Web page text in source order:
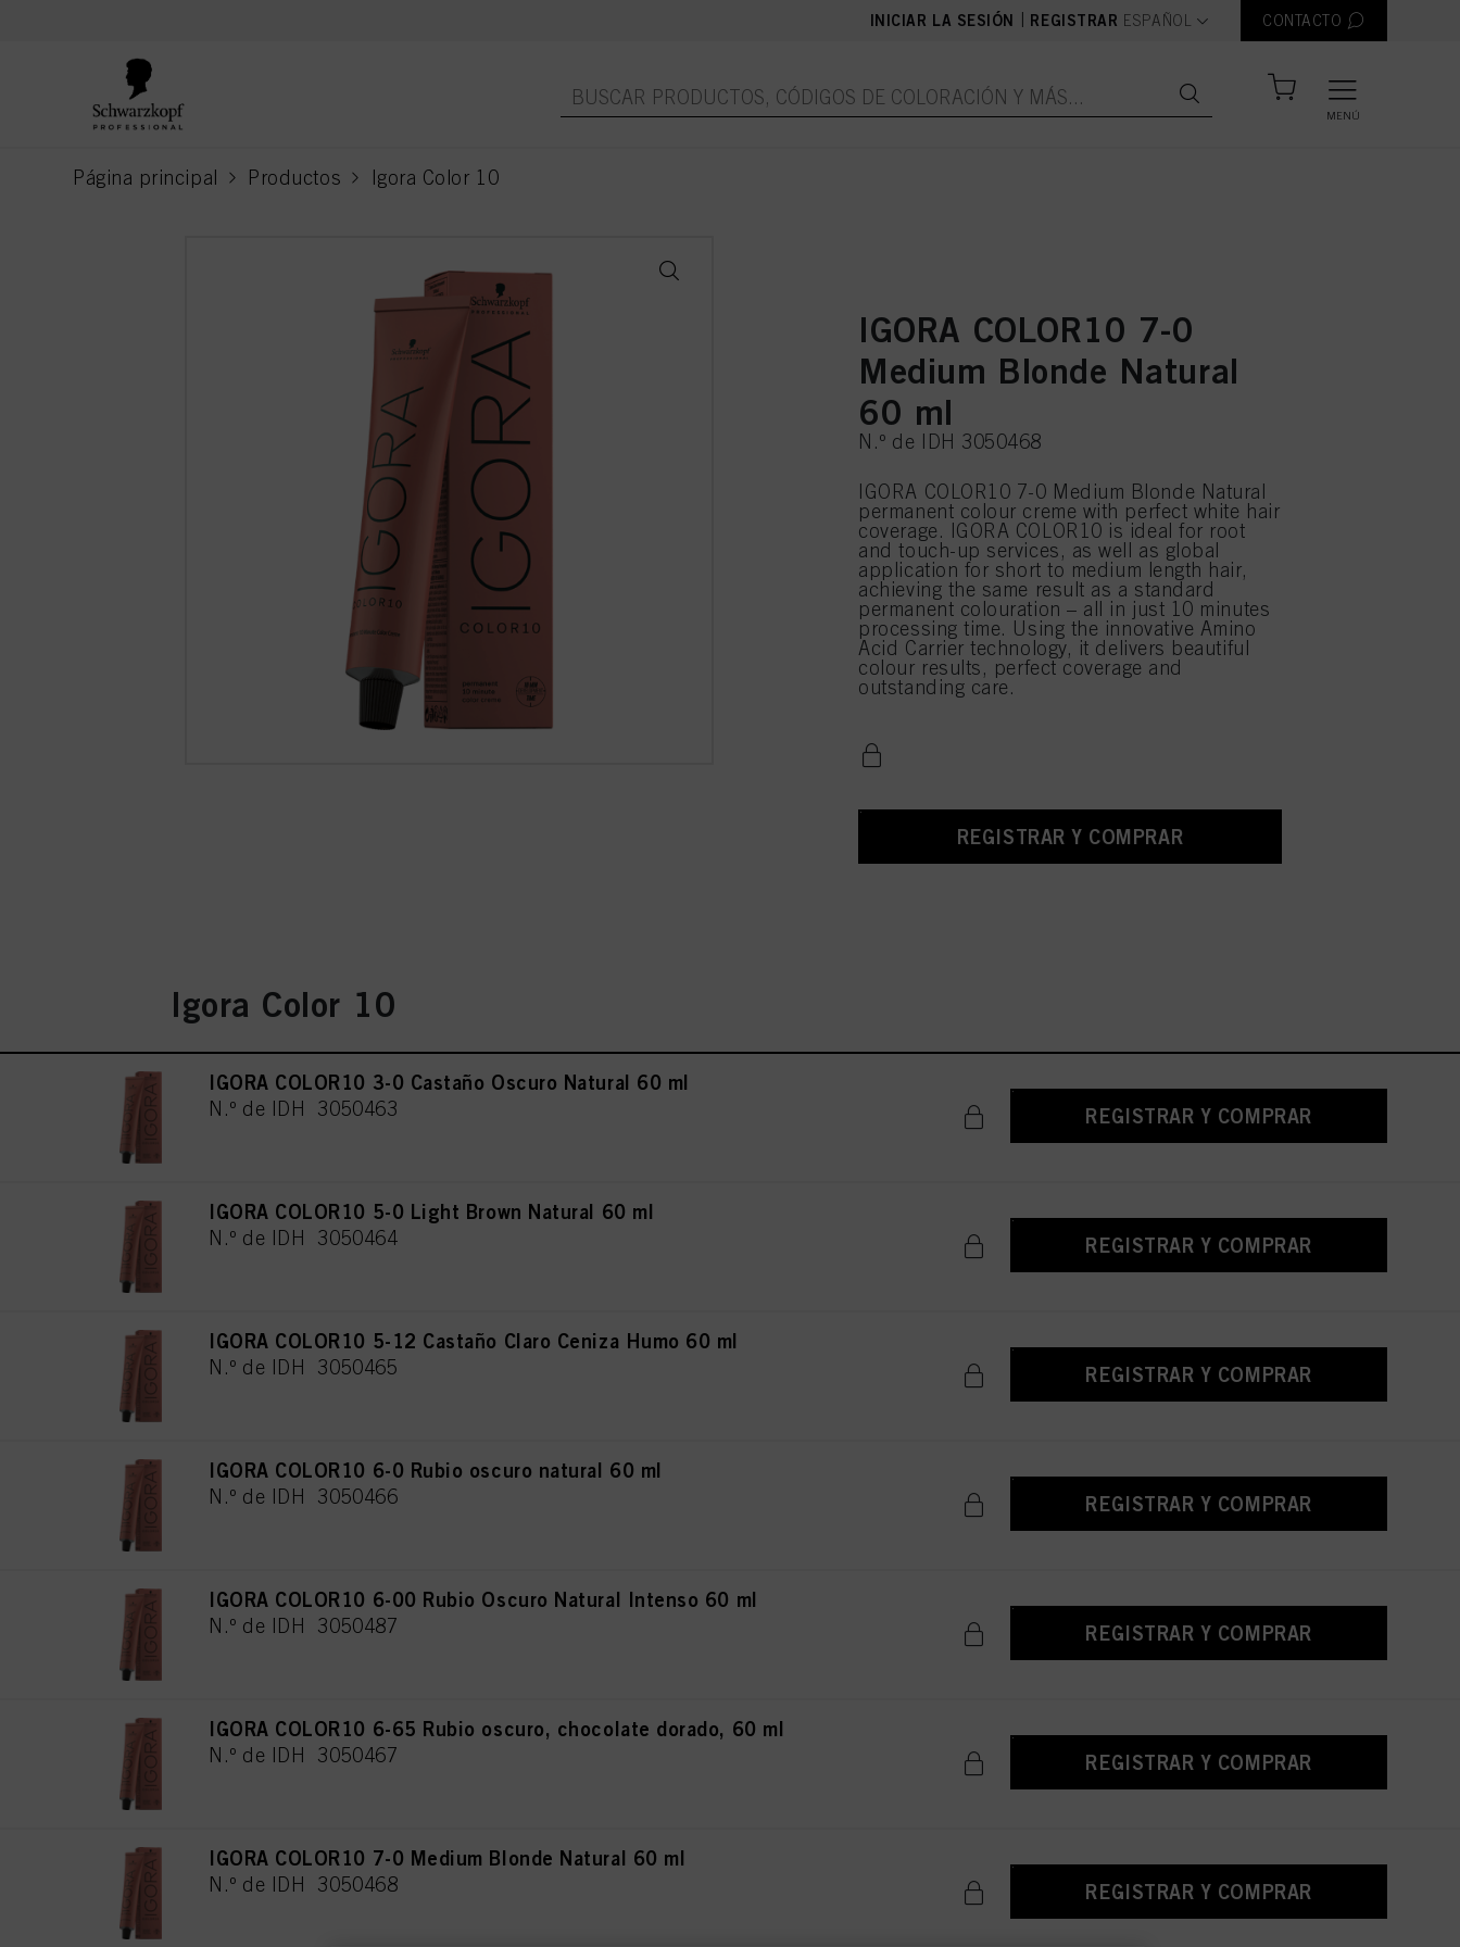
INICIAR LA SESIÓN REGISTRAR text.language
ESPAÑOL CONTACTO
MENÚ
Página principal Productos Igora Color 10
current page
IGORA COLOR10 7-0
Medium Blonde Natural
60 ml
N.º de IDH 3050468
IGORA COLOR10 7-0 Medium Blonde Natural
permanent colour creme with perfect white hair
coverage. IGORA COLOR10 is ideal for root
and touch-up services, as well as global
application for short to medium length hair,
achieving the same result as a standard
permanent colouration – all in just 10 minutes
processing time. Using the innovative Amino
Acid Carrier technology, it delivers beautiful
colour results, perfect coverage and
outstanding care.
REGISTRAR Y COMPRAR
Igora Color 10
IGORA COLOR10 3-0 Castaño Oscuro Natural 60 ml
N.º de IDH 3050463 REGISTRAR Y COMPRAR
IGORA COLOR10 5-0 Light Brown Natural 60 ml
N.º de IDH 3050464 REGISTRAR Y COMPRAR
IGORA COLOR10 5-12 Castaño Claro Ceniza Humo 60 ml
N.º de IDH 3050465 REGISTRAR Y COMPRAR
IGORA COLOR10 6-0 Rubio oscuro natural 60 ml
N.º de IDH 3050466 REGISTRAR Y COMPRAR
IGORA COLOR10 6-00 Rubio Oscuro Natural Intenso 60 ml
N.º de IDH 3050487 REGISTRAR Y COMPRAR
IGORA COLOR10 6-65 Rubio oscuro, chocolate dorado, 60 ml
N.º de IDH 3050467 REGISTRAR Y COMPRAR
IGORA COLOR10 7-0 Medium Blonde Natural 60 ml
N.º de IDH 3050468 REGISTRAR Y COMPRAR